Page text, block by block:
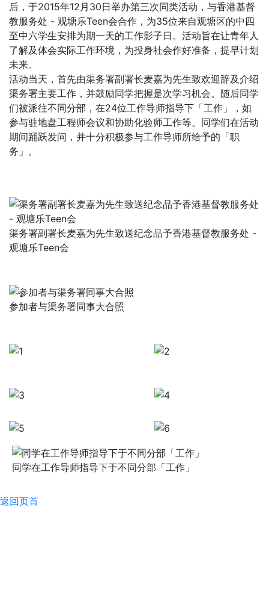
后，于2015年12月30日举办第三次同类活动，与香港基督
教服务处 - 观塘乐Teen会合作，为35位来自观塘区的中四
至中六学生安排为期一天的工作影子日。活动旨在让青年人
了解及体会实际工作环境，为投身社会作好准备，提早计划
未来。
活动当天，首先由渠务署副署长麦嘉为先生致欢迎辞及介绍
渠务署主要工作，并鼓励同学把握是次学习机会。随后同学
们被派往不同分部，在24位工作导师指导下「工作」，如
参与驻地盘工程师会议和协助化验师工作等。同学们在活动
期间踊跃发问，并十分积极参与工作导师所给予的「职
务」。
渠务署副署长麦嘉为先生致送纪念品予香港基督教服务处 -
观塘乐Teen会
参加者与渠务署同事大合照
同学在工作导师指导下于不同分部「工作」
返回页首